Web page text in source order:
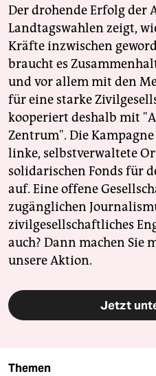
Der drohende Erfolg der
Landtagswahlen zeigt,
Kräfte inzwischen
braucht es
und vor allem mit den
für eine starke
kooperiert deshalb mit
Zentrum". Die
linke, selbstverwaltete
solidarischen Fonds für
auf. Eine offene
zugänglichen
zivilgesellschaftliches
auch? Dann machen Sie
unsere Aktion.
Jetzt
Themen